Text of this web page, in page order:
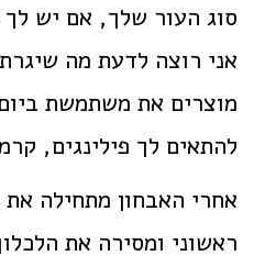
סוג העור שלך, אם יש לך
אני רוצה לדעת מה
מוצרים את משתמשת
להתאים לך פילינגים,
אחרי האבחון מתחילה את
ראשוני ומסירה את